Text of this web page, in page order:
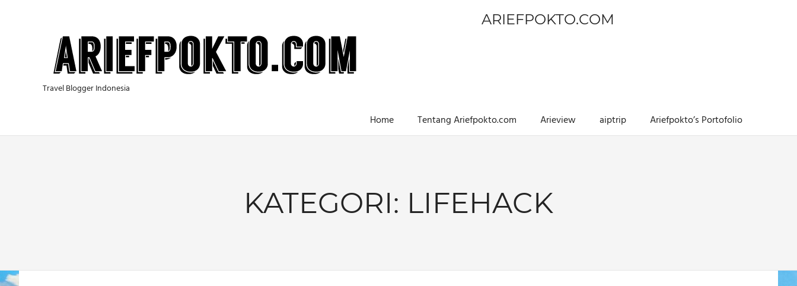
ARIEFPOKTO.COM
Travel Blogger Indonesia
Home Tentang Ariefpokto.com Arieview aiptrip Ariefpokto’s Portofolio
KATEGORI: LIFEHACK